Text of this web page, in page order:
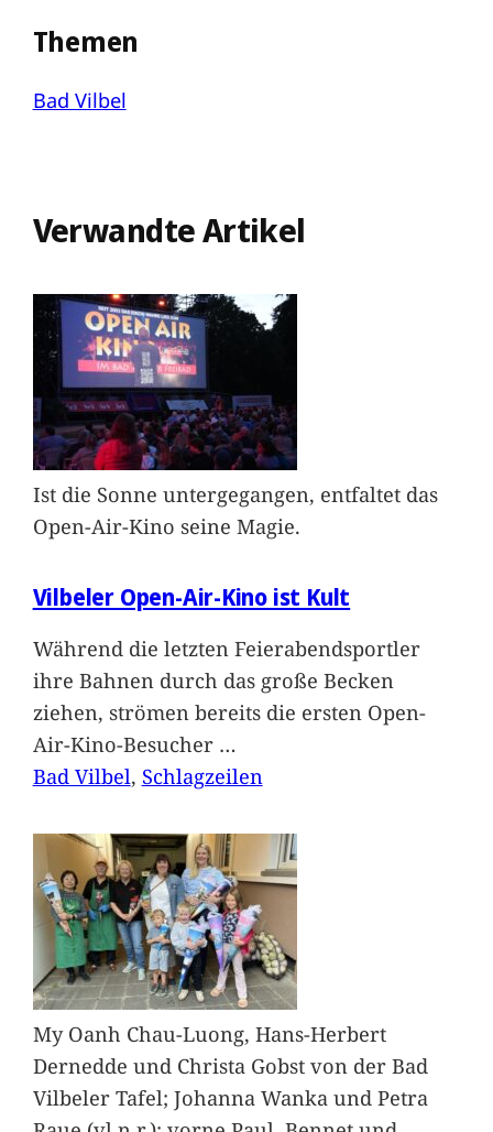
Themen
Bad Vilbel
Verwandte Artikel
Ist die Sonne untergegangen, entfaltet das
Open-Air-Kino seine Magie.
Vilbeler Open-Air-Kino ist Kult
Während die letzten Feierabendsportler
ihre Bahnen durch das große Becken
ziehen, strömen bereits die ersten Open-
Air-Kino-Besucher …
Bad Vilbel, Schlagzeilen
My Oanh Chau-Luong, Hans-Herbert
Dernedde und Christa Gobst von der Bad
Vilbeler Tafel; Johanna Wanka und Petra